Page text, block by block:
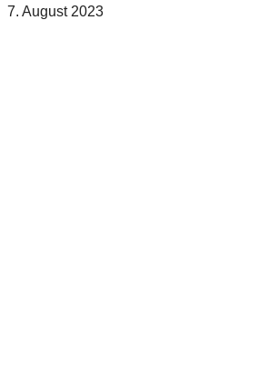
7. August 2023